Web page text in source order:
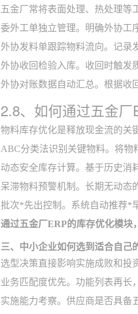
五金厂常将表面处理、热处理等
委外工单独立管理。明确外协工
外协发料单跟踪物料流向。记录
外协收回检验入库。收回时触发
外协对账数据自动汇总。根据收
2.8、如何通过五金厂
物料库存优化是释放现金流的关
ABC分类法识别关键物料。将物
动态安全库存计算。基于历史消
呆滞物料预警机制。长期无动态
批次*先出控制。系统自动推荐*
通过五金厂ERP的库存优化模块
三、中小企业如何选到适合自己
选型决策直接影响实施成败和投
业务匹配度优先。功能列表再长
实施能力考察。供应商是否具备